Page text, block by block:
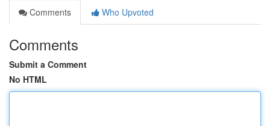
Comments
Who Upvoted
Comments
Submit a Comment
No HTML